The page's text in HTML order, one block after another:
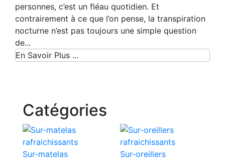
personnes, c’est un fléau quotidien. Et
contrairement à ce que l’on pense, la transpiration
nocturne n’est pas toujours une simple question
de...
En Savoir Plus ...
Catégories
Sur-matelas
Sur-oreillers